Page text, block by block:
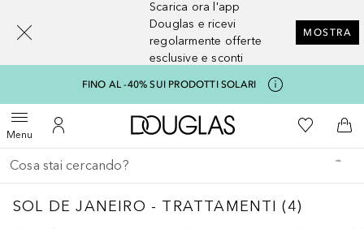
Scarica ora l'app
Douglas e ricevi
regolarmente offerte
esclusive e sconti
MOSTRA
FINO AL -40% SUI PRODOTTI SOLARI
MenuApri menuAl Mio Account
A Douglas HomeAlla Mia
Al
Torna indietro
Esegui ricerca
SOL DE JANEIRO - TRATTAMENTI4
SOL DE JANEIRO - TRATTAMENTI (4)
[navigation.slideout.screenreader]